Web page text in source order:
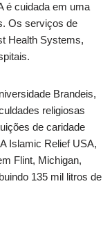
é cuidada em uma
Os serviços de
Health Systems,
Brandeis,
religiosas
de caridade
Islamic Relief USA,
Flint, Michigan,
135 mil litros de